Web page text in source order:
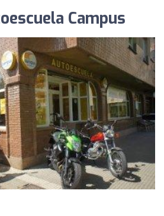
Campus